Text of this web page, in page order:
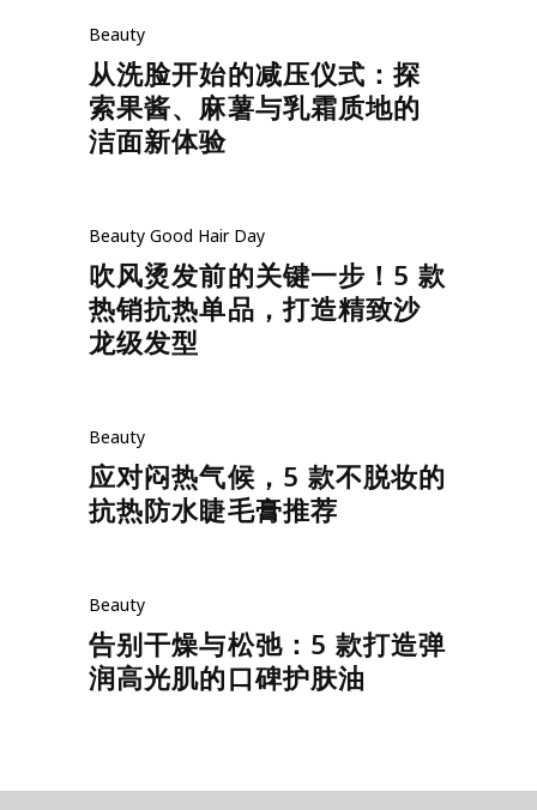
Beauty
从洗脸开始的减压仪式：探
索果酱、麻薯与乳霜质地的
洁面新体验
Beauty Good Hair Day
吹风烫发前的关键一步！5 款
热销抗热单品，打造精致沙
龙级发型
Beauty
应对闷热气候，5 款不脱妆的
抗热防水睫毛膏推荐
Beauty
告别干燥与松弛：5 款打造弹
润高光肌的口碑护肤油